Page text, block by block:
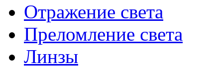
Отражение света
Преломление света
Линзы